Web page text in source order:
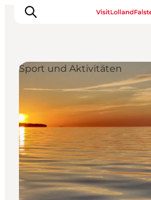
Natur und Outdoor
Familienurlaub
Kultur
Gastronomie
Urlaubsplaner
Sport und Aktivitäten